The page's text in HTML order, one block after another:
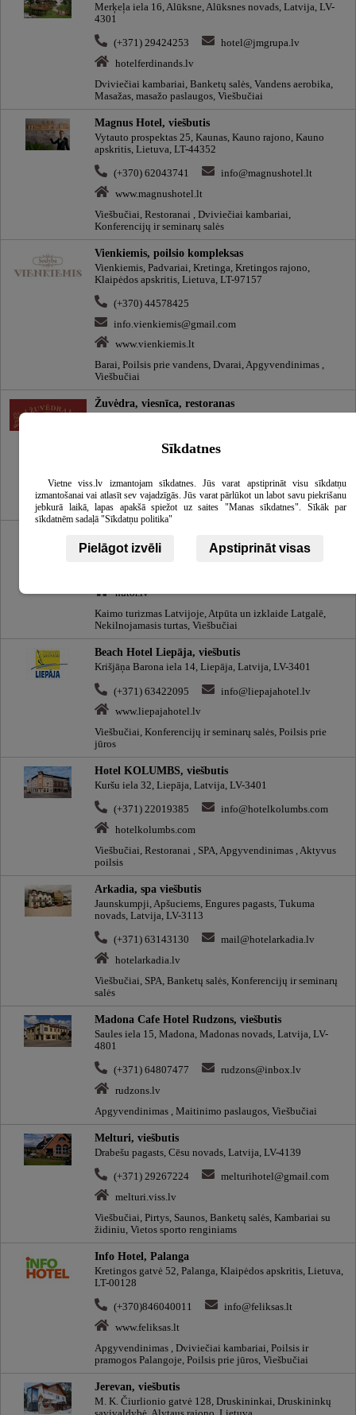
Merķeļa iela 16, Alūksne, Alūksnes novads, Latvija, LV-
4301
(+371) 29424253
hotel@jmgrupa.lv
hotelferdinands.lv
Dviviečiai kambariai, Banketų salės, Vandens aerobika,
Masažas, masažo paslaugos, Viešbučiai
Magnus Hotel, viešbutis
Vytauto prospektas 25, Kaunas, Kauno rajono, Kauno
apskritis, Lietuva, LT-44352
(+370) 62043741
info@magnushotel.lt
www.magnushotel.lt
Viešbučiai, Restoranai , Dviviečiai kambariai,
Konferencijų ir seminarų salės
Vienkiemis, poilsio kompleksas
Vienkiemis, Padvariai, Kretinga, Kretingos rajono,
Klaipėdos apskritis, Lietuva, LT-97157
(+370) 44578425
info.vienkiemis@gmail.com
www.vienkiemis.lt
Barai, Poilsis prie vandens, Dvarai, Apgyvendinimas ,
Viešbučiai
Žuvėdra, viesnīca, restoranas
(+370) 838652314
Restoranai , Banketų salės, Konferencijų ir seminarų
salės, Viešbučiai
Dzelzceļa iela 1, Līvāni, Līvānu novads, Latvija, LV-5316
hutor.lv
Kaimo turizmas Latvijoje, Atpūta un izklaide Latgalē,
Nekilnojamasis turtas, Viešbučiai
Beach Hotel Liepāja, viešbutis
Krišjāņa Barona iela 14, Liepāja, Latvija, LV-3401
(+371) 63422095
info@liepajahotel.lv
www.liepajahotel.lv
Viešbučiai, Konferencijų ir seminarų salės, Poilsis prie
jūros
Hotel KOLUMBS, viešbutis
Kuršu iela 32, Liepāja, Latvija, LV-3401
(+371) 22019385
info@hotelkolumbs.com
hotelkolumbs.com
Viešbučiai, Restoranai , SPA, Apgyvendinimas , Aktyvus
poilsis
Arkadia, spa viešbutis
Jaunskumpji, Apšuciems, Engures pagasts, Tukuma
novads, Latvija, LV-3113
(+371) 63143130
mail@hotelarkadia.lv
hotelarkadia.lv
Viešbučiai, SPA, Banketų salės, Konferencijų ir seminarų
salės
Madona Cafe Hotel Rudzons, viešbutis
Saules iela 15, Madona, Madonas novads, Latvija, LV-
4801
(+371) 64807477
rudzons@inbox.lv
rudzons.lv
Apgyvendinimas , Maitinimo paslaugos, Viešbučiai
Melturi, viešbutis
Drabešu pagasts, Cēsu novads, Latvija, LV-4139
(+371) 29267224
melturihotel@gmail.com
melturi.viss.lv
Viešbučiai, Pirtys, Saunos, Banketų salės, Kambariai su
židiniu, Vietos sporto renginiams
Info Hotel, Palanga
Kretingos gatvė 52, Palanga, Klaipėdos apskritis, Lietuva,
LT-00128
(+370)846040011
info@feliksas.lt
www.feliksas.lt
Apgyvendinimas , Dviviečiai kambariai, Poilsis ir
pramogos Palangoje, Poilsis prie jūros, Viešbučiai
Jerevan, viešbutis
M. K. Čiurlionio gatvė 128, Druskininkai, Druskininkų
Sīkdatnes
Vietne viss.lv izmantojam sīkdatnes. Jūs varat apstiprināt visu sīkdatņu
izmantošanai vai atlasīt sev vajadzīgās. Jūs varat pārlūkot un labot savu piekrišanu
jebkurā laikā, lapas apakšā spiežot uz saites "Manas sīkdatnes". Sīkāk par
sīkdatnēm sadaļā "Sīkdatņu politika"
Pielāgot izvēli Apstiprināt visas